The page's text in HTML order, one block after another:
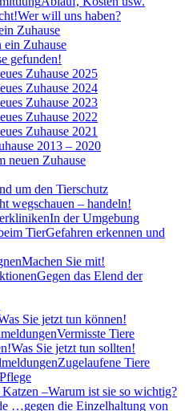
Wer will uns haben?
Zuhause
ein Zuhause
gefunden!
Zuhause 2025
Zuhause 2024
Zuhause 2023
Zuhause 2022
Zuhause 2021
2013 – 2020
neuen Zuhause
um den Tierschutz
wegschauen – handeln!
In der Umgebung
TierGefahren erkennen und
Machen Sie mit!
Gegen das Elend der
Sie jetzt tun können!
Vermisste Tiere
Was Sie jetzt tun sollten!
Zugelaufene Tiere
–Warum ist sie so wichtig?
…gegen die Einzelhaltung von